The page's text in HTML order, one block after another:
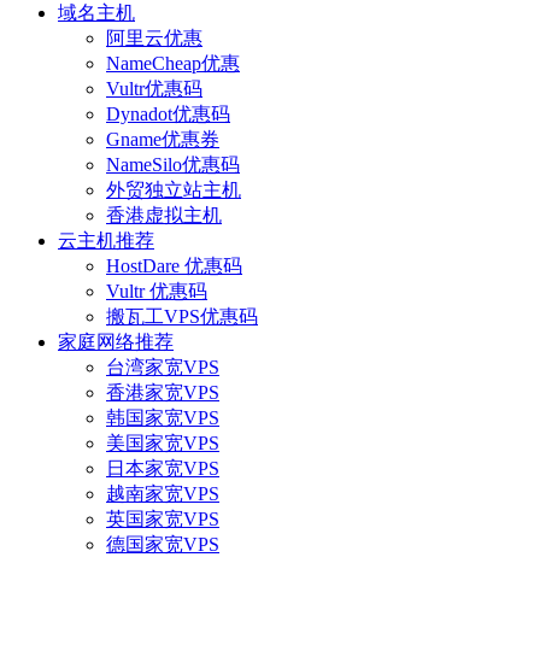
域名主机
阿里云优惠
NameCheap优惠
Vultr优惠码
Dynadot优惠码
Gname优惠券
NameSilo优惠码
外贸独立站主机
香港虚拟主机
云主机推荐
HostDare 优惠码
Vultr 优惠码
搬瓦工VPS优惠码
家庭网络推荐
台湾家宽VPS
香港家宽VPS
韩国家宽VPS
美国家宽VPS
日本家宽VPS
越南家宽VPS
英国家宽VPS
德国家宽VPS